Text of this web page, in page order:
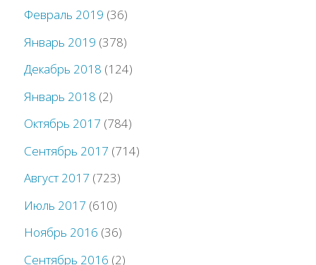
Февраль 2019 (36)
Январь 2019 (378)
Декабрь 2018 (124)
Январь 2018 (2)
Октябрь 2017 (784)
Сентябрь 2017 (714)
Август 2017 (723)
Июль 2017 (610)
Ноябрь 2016 (36)
Сентябрь 2016 (2)